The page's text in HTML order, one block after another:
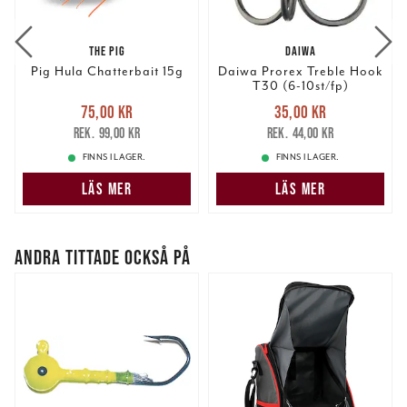
information från din enhet till de sociala medier och
annons- och analysföretag som vi samarbetar med.
Dessa kan i sin tur kombinera informationen med annan
information som du har tillhandahållit eller som de har
THE PIG
Pig Hula Chatterbait 15g
Nuvarande pris
75,00 krTidigare pris
99,00 kr
75,00 kr
99,00 kr
FINNS I LAGER.
LÄS MER
DAIWA
Daiwa Prorex Treble Hook
T30 (6-10st/fp)
Nuvarande pris
35,00 krTidigare pris
44,00 kr
35,00 kr
44,00 kr
FINNS I LAGER.
LÄS MER
ANDRA TITTADE OCKSÅ PÅ